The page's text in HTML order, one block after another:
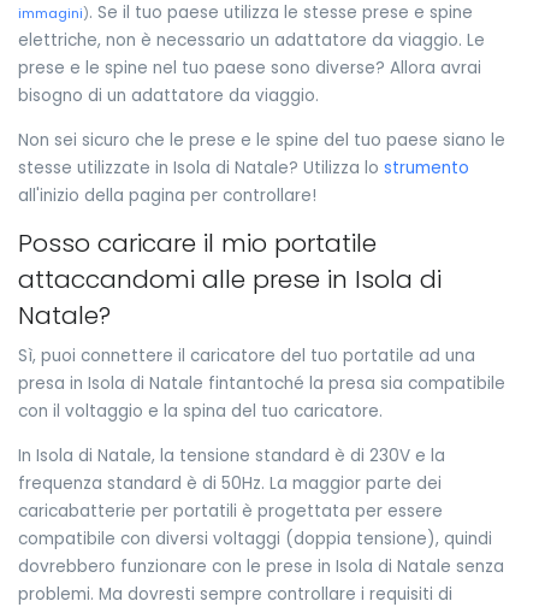
immagini). Se il tuo paese utilizza le stesse prese e spine
elettriche, non è necessario un adattatore da viaggio. Le
prese e le spine nel tuo paese sono diverse? Allora avrai
bisogno di un adattatore da viaggio.
Non sei sicuro che le prese e le spine del tuo paese siano le
stesse utilizzate in Isola di Natale? Utilizza lo strumento
all'inizio della pagina per controllare!
Posso caricare il mio portatile
attaccandomi alle prese in Isola di
Natale?
Sì, puoi connettere il caricatore del tuo portatile ad una
presa in Isola di Natale fintantoché la presa sia compatibile
con il voltaggio e la spina del tuo caricatore.
In Isola di Natale, la tensione standard è di 230V e la
frequenza standard è di 50Hz. La maggior parte dei
caricabatterie per portatili è progettata per essere
compatibile con diversi voltaggi (doppia tensione), quindi
dovrebbero funzionare con le prese in Isola di Natale senza
problemi. Ma dovresti sempre controllare i requisiti di